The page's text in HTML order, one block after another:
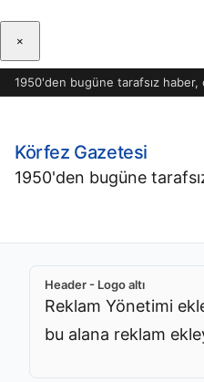
×
1950'den bugüne tarafsız
Körfez Gazetesi
1950'den bugüne
Header - Logo altı
Reklam Yönetimi
bu alana reklam